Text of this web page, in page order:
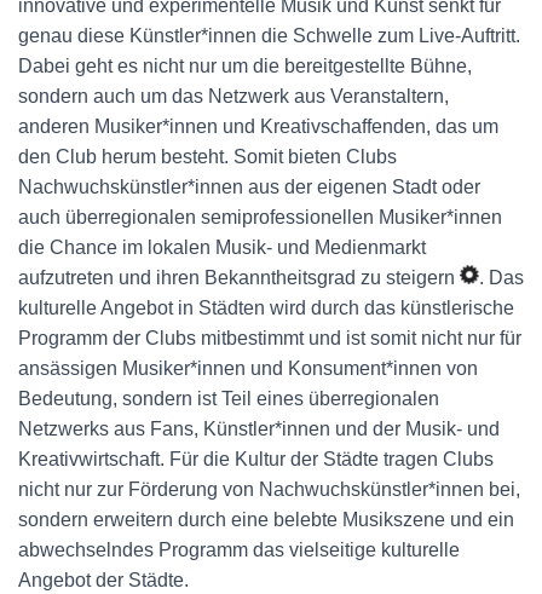
innovative und experimentelle Musik und Kunst senkt für
genau diese Künstler*innen die Schwelle zum Live-Auftritt.
Dabei geht es nicht nur um die bereitgestellte Bühne,
sondern auch um das Netzwerk aus Veranstaltern,
anderen Musiker*innen und Kreativschaffenden, das um
den Club herum besteht. Somit bieten Clubs
Nachwuchskünstler*innen aus der eigenen Stadt oder
auch überregionalen semiprofessionellen Musiker*innen
die Chance im lokalen Musik- und Medienmarkt
aufzutreten und ihren Bekanntheitsgrad zu steigern
. Das
kulturelle Angebot in Städten wird durch das künstlerische
Programm der Clubs mitbestimmt und ist somit nicht nur für
ansässigen Musiker*innen und Konsument*innen von
Bedeutung, sondern ist Teil eines überregionalen
Netzwerks aus Fans, Künstler*innen und der Musik- und
Kreativwirtschaft. Für die Kultur der Städte tragen Clubs
nicht nur zur Förderung von Nachwuchskünstler*innen bei,
sondern erweitern durch eine belebte Musikszene und ein
abwechselndes Programm das vielseitige kulturelle
Angebot der Städte.